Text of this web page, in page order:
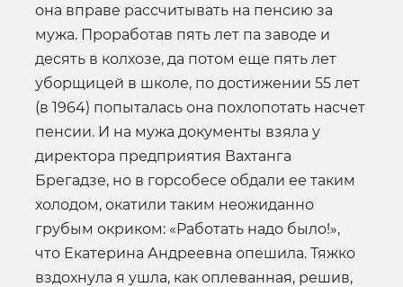
она вправе рассчитывать на пенсию за
мужа. Проработав пять лет па заводе и
десять в колхозе, да потом еще пять лет
уборщицей в школе, по достижении 55 лет
(в 1964) попыталась она похлопотать насчет
пенсии. И на мужа документы взяла у
директора предприятия Вахтанга
Брегадзе, но в горсобесе обдали ее таким
холодом, окатили таким неожиданно
грубым окриком: «Работать надо было!»,
что Екатерина Андреевна опешила. Тяжко
вздохнула я ушла, как оплеванная, решив,